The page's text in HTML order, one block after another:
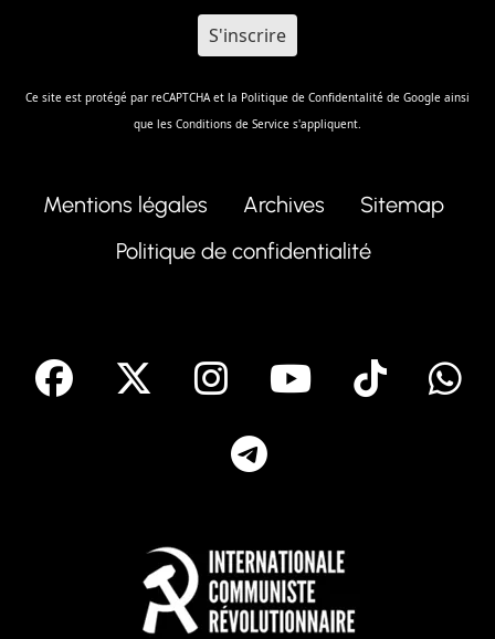
Ce site est protégé par reCAPTCHA et la Politique de Confidentalité de Google ainsi
que les Conditions de Service s'appliquent.
Mentions légales Archives
Sitemap
Politique de confidentialité
facebook Instagram
Youtube
Tik